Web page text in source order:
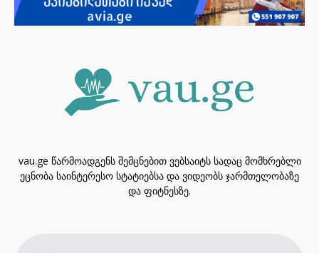
vau.ge წარმოადგენს შემცნებით ვებსაიტს სადაც მომხრებლი
ეცნობა საინტერესო სტატიებსა და ვიდეობს ჯარმთელობაზე
და ფიტნესზე.